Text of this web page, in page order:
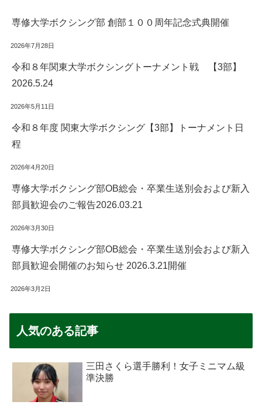
専修大学ボクシング部 創部１００周年記念式典開催
2026年7月28日
令和８年関東大学ボクシングトーナメント戦 【3部】
2026.5.24
2026年5月11日
令和８年度 関東大学ボクシング【3部】トーナメント日
程
2026年4月20日
専修大学ボクシング部OB総会・卒業生送別会および新入
部員歓迎会のご報告2026.03.21
2026年3月30日
専修大学ボクシング部OB総会・卒業生送別会および新入
部員歓迎会開催のお知らせ 2026.3.21開催
2026年3月2日
人気のある記事
三田さくら選手勝利！女子ミニマム級
準決勝